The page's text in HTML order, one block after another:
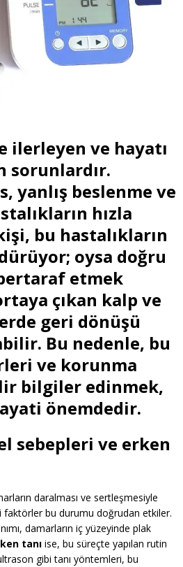
Bekleniyor
EĞITIM
Puanlar Hakkında Bilmeniz Gerekenler
Uyumlu Olarak Kullanıma Sunuluyor
Önemli Tavsiyeler ve Uyarılar
Danışma Merkezi Açıldı
Arsa ve Edirne Satılık Arsa Yatırım
ilerleyen ve hayatı
sorunlardır.
yanlış beslenme ve
hızla
bu hastalıkların
oysa doğru
etmek
çıkan kalp ve
geri dönüşü
Bu nedenle, bu
ve korunma
bilgiler edinmek,
önemdedir.
sebepleri ve erken
daralması ve sertleşmesiyle
bu durumu doğrudan etkiler.
damarların iç yüzeyinde plak
tanı ise, bu süreçte yapılan rutin
gibi tanı yöntemleri, bu